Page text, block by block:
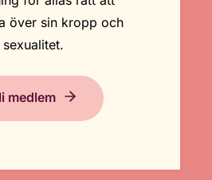
över sin kropp och
sexualitet.
medlem